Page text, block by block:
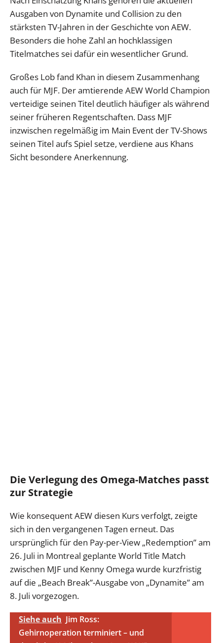
Ausgaben von Dynamite und Collision zu den
stärksten TV-Jahren in der Geschichte von AEW.
Besonders die hohe Zahl an hochklassigen
Titelmatches sei dafür ein wesentlicher Grund.
Großes Lob fand Khan in diesem Zusammenhang
auch für MJF. Der amtierende AEW World Champion
verteidige seinen Titel deutlich häufiger als während
seiner früheren Regentschaften. Dass MJF
inzwischen regelmäßig im Main Event der TV-Shows
seinen Titel aufs Spiel setze, verdiene aus Khans
Sicht besondere Anerkennung.
Die Verlegung des Omega-Matches passt
zur Strategie
Wie konsequent AEW diesen Kurs verfolgt, zeigte
sich in den vergangenen Tagen erneut. Das
ursprünglich für den Pay-per-View „Redemption” am
26. Juli in Montreal geplante World Title Match
zwischen MJF und Kenny Omega wurde kurzfristig
auf die „Beach Break”-Ausgabe von „Dynamite” am
8. Juli vorgezogen.
Siehe auch Jim Ross:
Gehirnoperation terminiert – und